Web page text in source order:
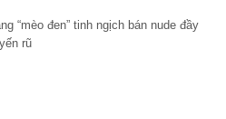
“mèo đen” tinh ngịch bán nude đầy
rũ